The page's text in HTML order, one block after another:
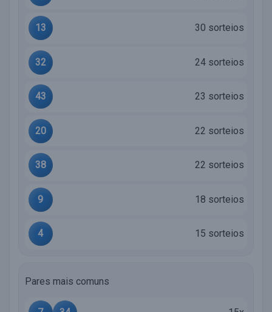
13 30 sorteios
32 24 sorteios
43 23 sorteios
20 22 sorteios
38 22 sorteios
9 18 sorteios
4 15 sorteios
Pares mais comuns